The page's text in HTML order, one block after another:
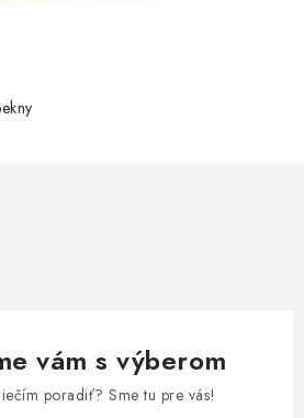
vám s výberom
poradiť? Sme tu pre vás!